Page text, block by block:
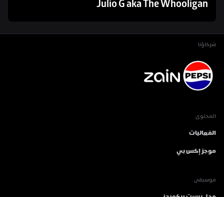
Julio G aka The Whooligan
شركاؤنا
المحتوى
الفعاليات
موجز إكس بي
موسيقى